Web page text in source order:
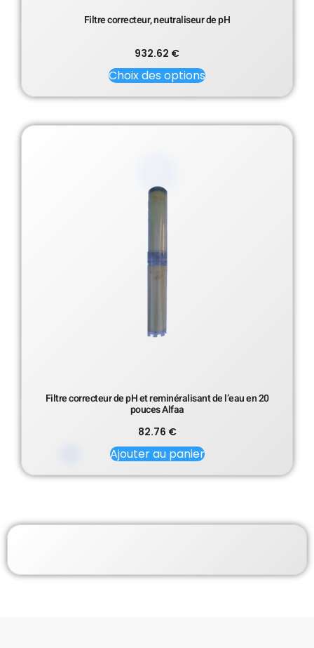
Filtre correcteur, neutraliseur de pH
932.62 €
Choix des options
Filtre correcteur de pH et reminéralisant de l’eau en 20
pouces Alfaa
82.76 €
Ajouter au panier